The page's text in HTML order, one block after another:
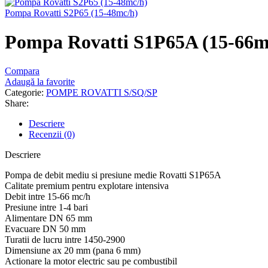
Pompa Rovatti S2P65 (15-48mc/h)
Pompa Rovatti S1P65A (15-
Compara
Adaugă la favorite
Categorie: POMPE ROVATTI S/SQ/SP
Share:
Descriere
Recenzii (0)
Descriere
Pompa de debit mediu si presiune medie Rovatti S1P65A
Calitate premium pentru explotare intensiva
Debit intre 15-66 mc/h
Presiune intre 1-4 bari
Alimentare DN 65 mm
Evacuare DN 50 mm
Turatii de lucru intre 1450-2900
Dimensiune ax 20 mm (pana 6 mm)
Actionare la motor electric sau pe combustibil